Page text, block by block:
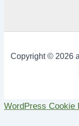
Copyright © 2026
WordPress Cookie